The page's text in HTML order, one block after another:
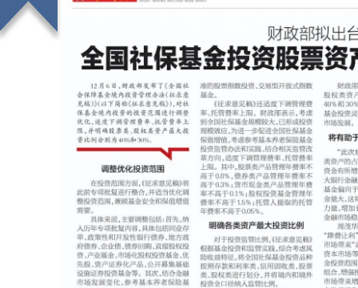
何区别？“刀片嗓”如何
疑问医答